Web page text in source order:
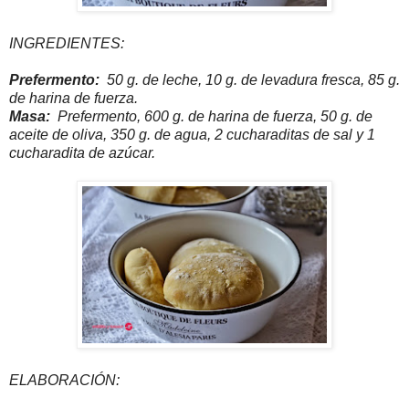
INGREDIENTES:
Prefermento: 50 g. de leche, 10 g. de levadura fresca, 85 g.
de harina de fuerza.
Masa: Prefermento, 600 g. de harina de fuerza, 50 g. de
aceite de oliva, 350 g. de agua, 2 cucharaditas de sal y 1
cucharadita de azúcar.
ELABORACIÓN: